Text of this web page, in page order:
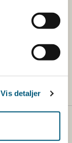
Vis detaljer